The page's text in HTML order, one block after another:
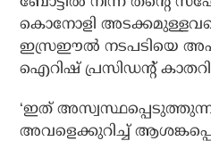
കൊനോളി
ഇസ്രഈല്‍ നടപടിയെ
ഐറിഷ് പ്രസിഡന്റ്
‘ഇത്
അവളെക്കുറിച്ച്